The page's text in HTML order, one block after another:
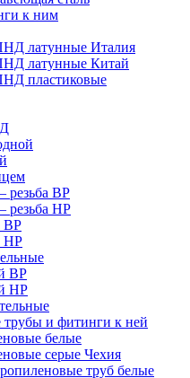
к ним
латунные Италия
латунные Китай
пластиковые
резьба ВР
резьба НР
ВР
НР
ВР
НР
и фитинги к ней
белые
серые Чехия
труб белые